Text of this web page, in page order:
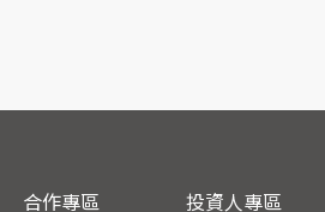
合作專區 投資人專區